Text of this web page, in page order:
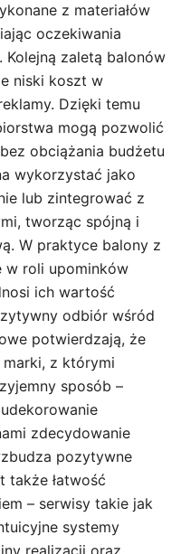
z materiałów
oczekiwania
zaletą balonów
niski koszt w
Dzięki temu
mogą pozwolić
obciążania budżetu
wykorzystać jako
lub zintegrować z
tworząc spójną i
W praktyce balony z
w roli upominków
ich wartość
odbiór wśród
potwierdzają, że
marki, z którymi
sposób –
zdecydowanie
pozytywne
także łatwość
– serwisy takie jak
systemy
realizacji oraz